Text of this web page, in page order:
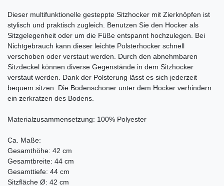
Dieser multifunktionelle gesteppte Sitzhocker mit Zierknöpfen ist
stylisch und praktisch zugleich. Benutzen Sie den Hocker als
Sitzgelegenheit oder um die Füße entspannt hochzulegen. Bei
Nichtgebrauch kann dieser leichte Polsterhocker schnell
verschoben oder verstaut werden. Durch den abnehmbaren
Sitzdeckel können diverse Gegenstände in dem Sitzhocker
verstaut werden. Dank der Polsterung lässt es sich jederzeit
bequem sitzen. Die Bodenschoner unter dem Hocker verhindern
ein zerkratzen des Bodens.
Materialzusammensetzung: 100% Polyester
Ca. Maße:
Gesamthöhe: 42 cm
Gesamtbreite: 44 cm
Gesamttiefe: 44 cm
Sitzfläche Ø: 42 cm